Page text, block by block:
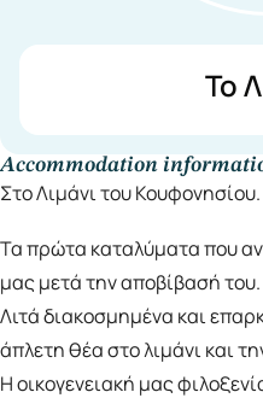
Το
Accommodation
Στο Λιμάνι του Κουφονησίου.
Τα πρώτα καταλύματα που
μας μετά την αποβίβασή του.
Λιτά διακοσμημένα και
άπλετη θέα στο λιμάνι και
Η οικογενειακή μας